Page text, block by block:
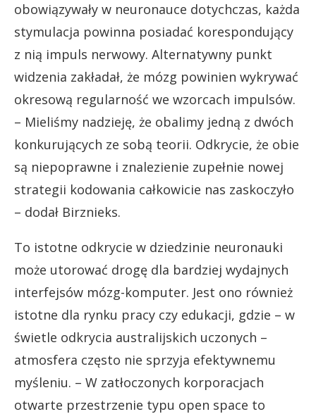
obowiązywały w neuronauce dotychczas, każda
stymulacja powinna posiadać korespondujący
z nią impuls nerwowy. Alternatywny punkt
widzenia zakładał, że mózg powinien wykrywać
okresową regularność we wzorcach impulsów.
– Mieliśmy nadzieję, że obalimy jedną z dwóch
konkurujących ze sobą teorii. Odkrycie, że obie
są niepoprawne i znalezienie zupełnie nowej
strategii kodowania całkowicie nas zaskoczyło
– dodał Birznieks.
To istotne odkrycie w dziedzinie neuronauki
może utorować drogę dla bardziej wydajnych
interfejsów mózg-komputer. Jest ono również
istotne dla rynku pracy czy edukacji, gdzie – w
świetle odkrycia australijskich uczonych –
atmosfera często nie sprzyja efektywnemu
myśleniu. – W zatłoczonych korporacjach
otwarte przestrzenie typu open space to